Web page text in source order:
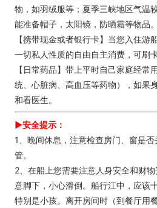
物，如羽绒服等；夏季三峡地区气温
能准备帽子，太阳镜，防晒霜等物品。
【携带现金或者银行卡】当您入住游
一切私人性质的自由自主消费，可刷
【日常药品】带上平时自己家庭经常
统、心脏病、高血压等药物），如果
和看医生。
►安全提示：
1、晚间休息，注意检查房门、窗是
管。
2、在船上您需要注意人身安全和财
意脚下，小心滑倒。船行江中，应该
特别是小孩。离开房间时（到餐厅用